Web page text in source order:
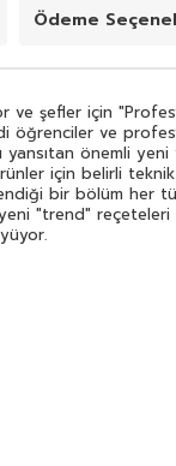
Ödeme
ve şefler için
ve
önemli
için belirli teknik
bir bölüm her
"trend"